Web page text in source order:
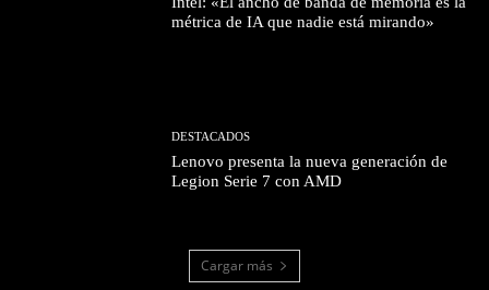
métrica de IA que nadie está mirando»
DESTACADOS
Lenovo presenta la nueva generación de
Legion Serie 7 con AMD
Cargar más